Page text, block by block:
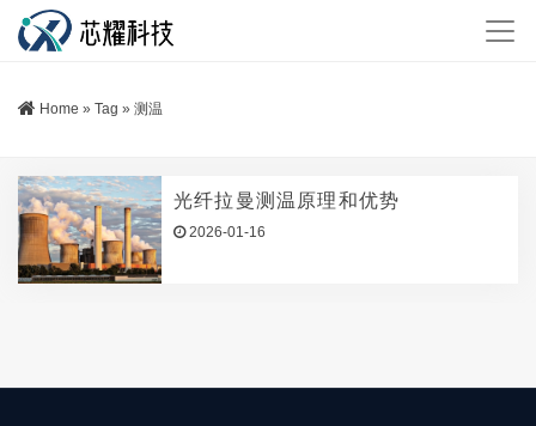
Home » Tag » 测温
光纤拉曼测温原理和优势
2026-01-16